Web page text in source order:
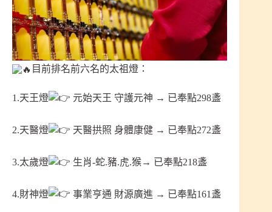
目前排名前六名的太祖燈：
1.天王燈 元始天王 守護元神 → 已奉點298盞
2.天醫燈 天醫拱照 身體康健 → 已奉點272盞
3.太歲燈 生肖-蛇.豬.虎.猴→ 已奉點218盞
4.財神燈 事業亨通 財源廣進 → 已奉點161盞